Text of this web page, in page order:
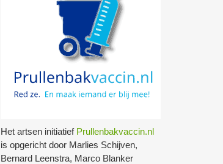
Het artsen initiatief Prullenbakvaccin.nl
is opgericht door Marlies Schijven,
Bernard Leenstra, Marco Blanker